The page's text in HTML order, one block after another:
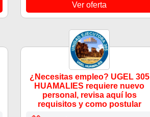
Ver oferta
¿Necesitas empleo? UGEL 305
HUAMALIES requiere nuevo
personal, revisa aquí los
requisitos y como postular